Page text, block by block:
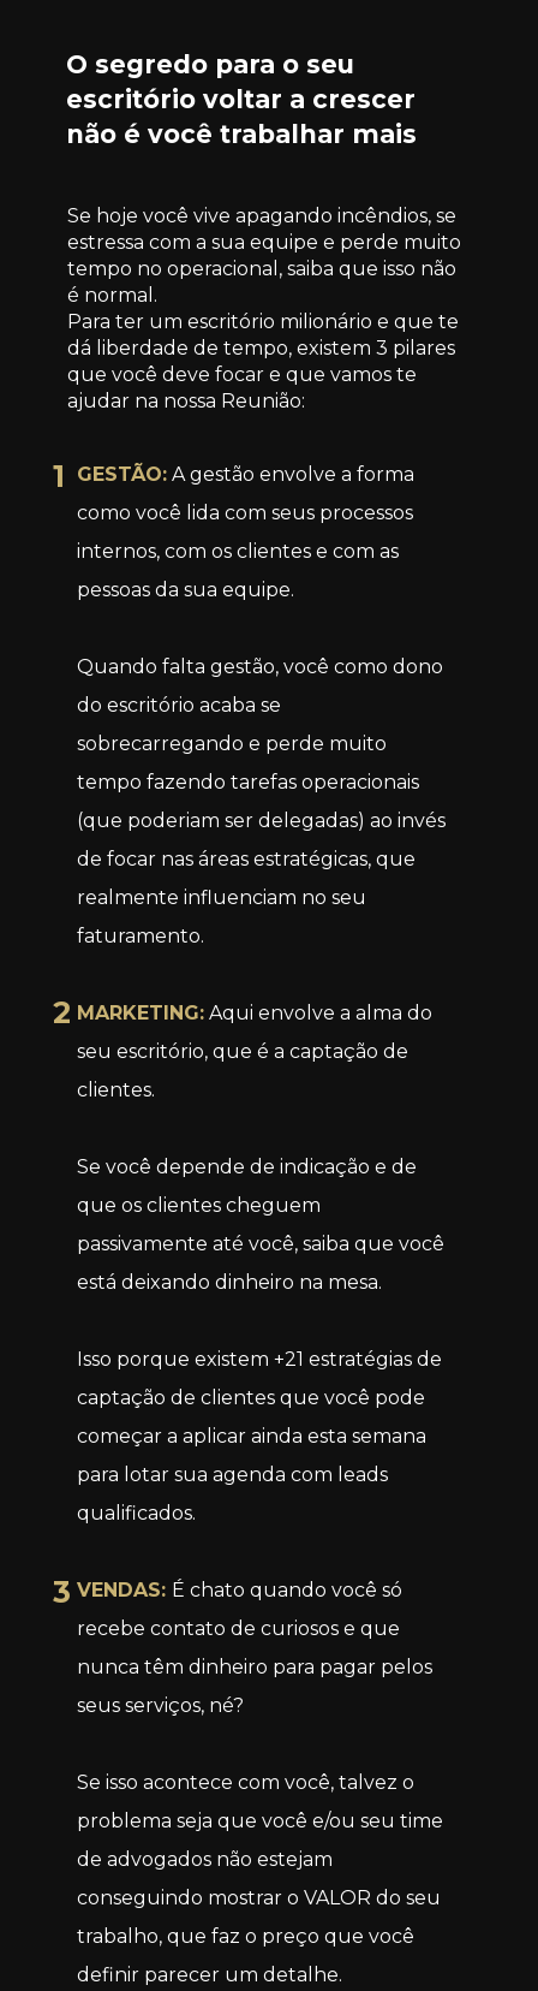
O segredo para o seu
escritório voltar a crescer
não é você trabalhar mais
GESTÃO: A gestão envolve a forma
como você lida com seus processos
internos, com os clientes e com as
pessoas da sua equipe.
Quando falta gestão, você como dono
do escritório acaba se
sobrecarregando e perde muito
tempo fazendo tarefas operacionais
(que poderiam ser delegadas) ao invés
de focar nas áreas estratégicas, que
realmente influenciam no seu
faturamento.
MARKETING: Aqui envolve a alma do
seu escritório, que é a captação de
clientes.
Se você depende de indicação e de
que os clientes cheguem
passivamente até você, saiba que você
está deixando dinheiro na mesa.
Isso porque existem +21 estratégias de
captação de clientes que você pode
começar a aplicar ainda esta semana
para lotar sua agenda com leads
qualificados.
VENDAS: É chato quando você só
recebe contato de curiosos e que
nunca têm dinheiro para pagar pelos
seus serviços, né?
Se isso acontece com você, talvez o
problema seja que você e/ou seu time
de advogados não estejam
conseguindo mostrar o VALOR do seu
trabalho, que faz o preço que você
definir parecer um detalhe.
1
2
3
Se hoje você vive apagando incêndios, se
estressa com a sua equipe e perde muito
tempo no operacional, saiba que isso não
é normal.
Para ter um escritório milionário e que te
dá liberdade de tempo, existem 3 pilares
que você deve focar e que vamos te
ajudar na nossa Reunião: